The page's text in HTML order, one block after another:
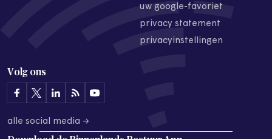
uw google-favoriet
privacy statement
privacyinstellingen
Volg ons
alle social media →